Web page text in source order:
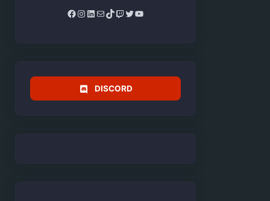
Facebook
Instagram
LinkedIn
MailTikTok
Twitch
Twitter
YouTube
DISCORD